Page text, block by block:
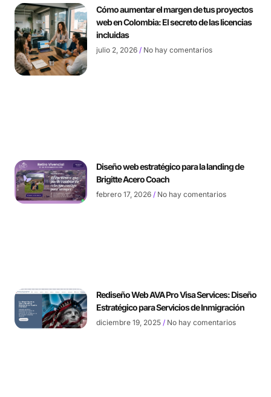
Cómo aumentar el margen de tus proyectos
web en Colombia: El secreto de las licencias
incluidas
julio 2, 2026 No hay comentarios
Diseño web estratégico para la landing de
Brigitte Acero Coach
febrero 17, 2026 No hay comentarios
Rediseño Web AVA Pro Visa Services: Diseño
Estratégico para Servicios de Inmigración
diciembre 19, 2025 No hay comentarios